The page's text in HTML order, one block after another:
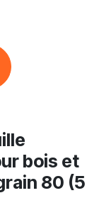
bois et
80 (5